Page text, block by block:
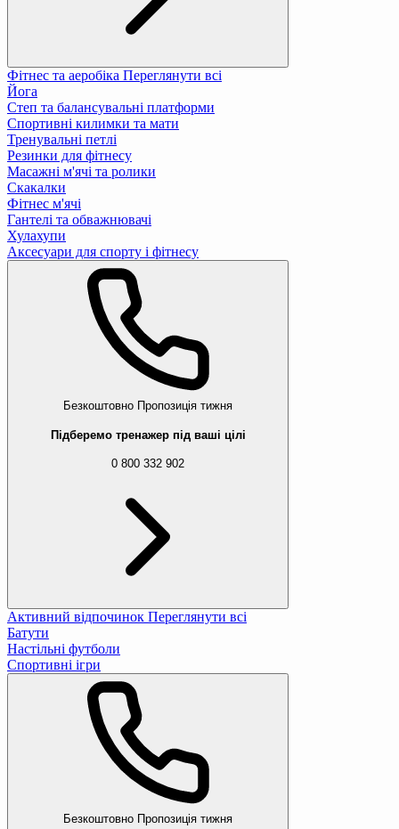
Фітнес та аеробіка Переглянути всі
Йога
Степ та балансувальні платформи
Спортивні килимки та мати
Тренувальні петлі
Резинки для фітнесу
Масажні м'ячі та ролики
Скакалки
Фітнес м'ячі
Гантелі та обважнювачі
Хулахупи
Аксесуари для спорту і фітнесу
Безкоштовно Пропозиція тижня
Підберемо тренажер під ваші цілі
0 800 332 902
Активний відпочинок Переглянути всі
Батути
Настільні футболи
Спортивні ігри
Безкоштовно Пропозиція тижня